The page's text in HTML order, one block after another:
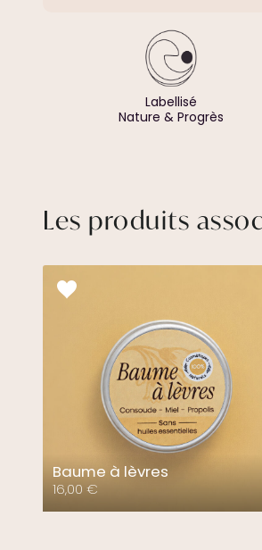
Labellisé
Nature & Progrès
Les produits
Baume à lèvres
16,00€